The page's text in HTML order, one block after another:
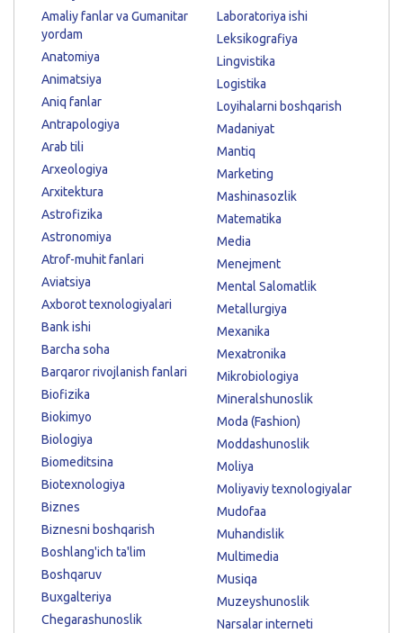
Amaliy fanlar va Gumanitar
yordam
Anatomiya
Animatsiya
Aniq fanlar
Antrapologiya
Arab tili
Arxeologiya
Arxitektura
Astrofizika
Astronomiya
Atrof-muhit fanlari
Aviatsiya
Axborot texnologiyalari
Bank ishi
Barcha soha
Barqaror rivojlanish fanlari
Biofizika
Biokimyo
Biologiya
Biomeditsina
Biotexnologiya
Biznes
Biznesni boshqarish
Boshlang'ich ta'lim
Boshqaruv
Buxgalteriya
Chegarashunoslik
Laboratoriya ishi
Leksikografiya
Lingvistika
Logistika
Loyihalarni boshqarish
Madaniyat
Mantiq
Marketing
Mashinasozlik
Matematika
Media
Menejment
Mental Salomatlik
Metallurgiya
Mexanika
Mexatronika
Mikrobiologiya
Mineralshunoslik
Moda (Fashion)
Moddashunoslik
Moliya
Moliyaviy texnologiyalar
Mudofaa
Muhandislik
Multimedia
Musiqa
Muzeyshunoslik
Narsalar interneti